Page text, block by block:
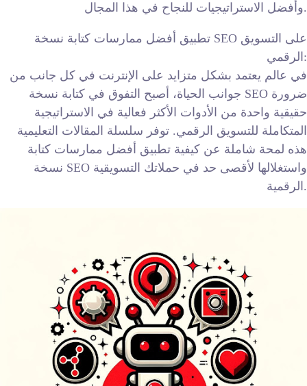
وأفضل الاستراتيجيات للنجاح في هذا المجال.
تطبيق أفضل ممارسات كتابة نسخة SEO على التسويق
الرقمي:
في عالم يعتمد بشكل متزايد على الإنترنت في كل جانب من
جوانب الحياة، أصبح التفوق في كتابة نسخة SEO ضرورة
حقيقية واحدة من الأدوات الأكثر فعالية في الاستراتيجية
المتكاملة للتسويق الرقمي. توفر سلسلة المقالات التعليمية
هذه لمحة شاملة عن كيفية تطبيق أفضل ممارسات كتابة
نسخة SEO واستغلالها لأقصى حد في حملاتك التسويقية
الرقمية.